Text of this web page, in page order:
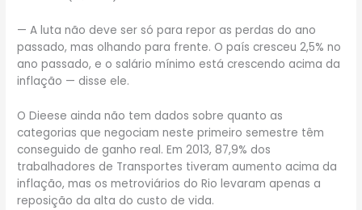
— A luta não deve ser só para repor as perdas do ano
passado, mas olhando para frente. O país cresceu 2,5% no
ano passado, e o salário mínimo está crescendo acima da
inflação — disse ele.
O Dieese ainda não tem dados sobre quanto as
categorias que negociam neste primeiro semestre têm
conseguido de ganho real. Em 2013, 87,9% dos
trabalhadores de Transportes tiveram aumento acima da
inflação, mas os metroviários do Rio levaram apenas a
reposição da alta do custo de vida.